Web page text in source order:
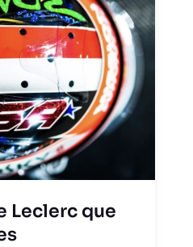
Leclerc que